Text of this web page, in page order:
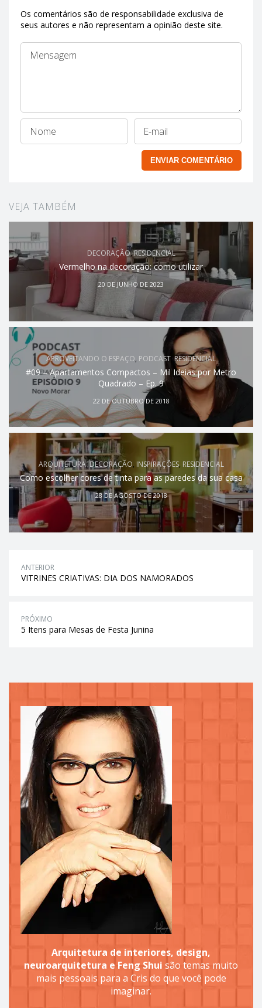
Os comentários são de responsabilidade exclusiva de
seus autores e não representam a opinião deste site.
VEJA TAMBÉM
DECORAÇÃO,RESIDENCIAL
Vermelho na decoração: como utilizar
20 DE JUNHO DE 2023
APROVEITANDO O ESPAÇO, PODCAST ,RESIDENCIAL
#09 – Apartamentos Compactos – Mil Ideias por Metro
Quadrado – Ep. 9
22 DE OUTUBRO DE 2018
ARQUITETURA,DECORAÇÃO, INSPIRAÇÕES, RESIDENCIAL
Como escolher cores de tinta para as paredes da sua casa
28 DE AGOSTO DE 2018
ANTERIOR
VITRINES CRIATIVAS: DIA DOS NAMORADOS
PRÓXIMO
5 Itens para Mesas de Festa Junina
Arquitetura de interiores, design,
neuroarquitetura e Feng Shui são temas muito
mais pessoais para a Cris do que você pode
imaginar.